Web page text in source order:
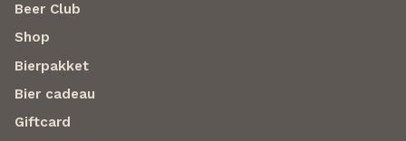
Beer Club
Shop
Bierpakket
Bier cadeau
Giftcard